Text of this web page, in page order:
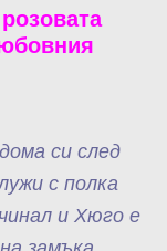
си след
с полка
и Хюго е